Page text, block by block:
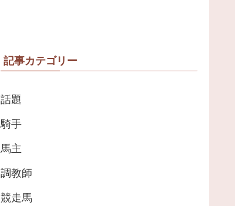
記事カテゴリー
話題
騎手
馬主
調教師
競走馬